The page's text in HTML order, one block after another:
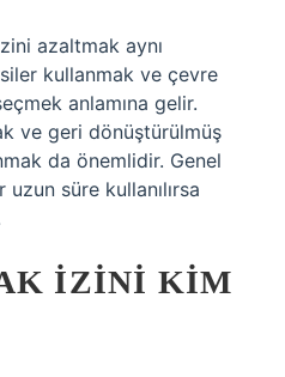
azaltmak aynı
kullanmak ve çevre
anlamına gelir.
ve geri dönüştürülmüş
da önemlidir. Genel
süre kullanılırsa
IZINI KIM